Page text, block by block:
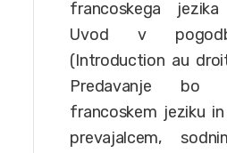
francoskega
Uvod v
(Introduction au
Predavanje bo
francoskem jeziku
prevajalcem,